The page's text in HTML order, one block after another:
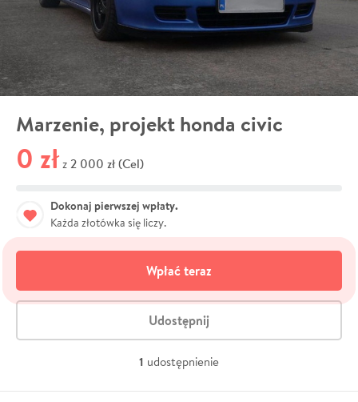
Marzenie, projekt honda civic
0 zł z 2 000 zł (Cel)
Dokonaj pierwszej wpłaty.
Każda złotówka się liczy.
Wpłać teraz
Udostępnij
1 udostępnienie